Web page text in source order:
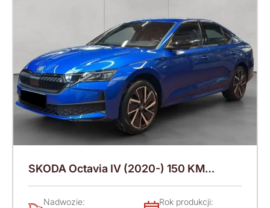
SKODA Octavia IV (2020-) 150 KM
(2026)
Nadwozie:
Rok produkcji: